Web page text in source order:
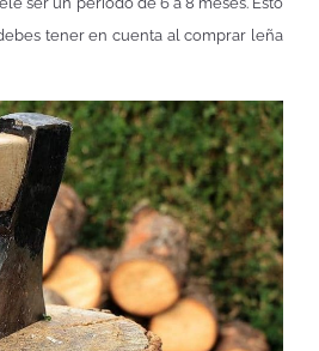
tener en cuenta al comprar leña